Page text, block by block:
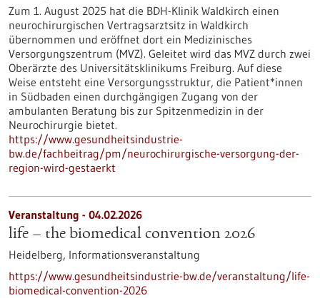
Zum 1. August 2025 hat die BDH-Klinik Waldkirch einen
neurochirurgischen Vertragsarztsitz in Waldkirch
übernommen und eröffnet dort ein Medizinisches
Versorgungszentrum (MVZ). Geleitet wird das MVZ durch zwei
Oberärzte des Universitätsklinikums Freiburg. Auf diese
Weise entsteht eine Versorgungsstruktur, die Patient*innen
in Südbaden einen durchgängigen Zugang von der
ambulanten Beratung bis zur Spitzenmedizin in der
Neurochirurgie bietet.
https://www.gesundheitsindustrie-
bw.de/fachbeitrag/pm/neurochirurgische-versorgung-der-
region-wird-gestaerkt
Veranstaltung - 04.02.2026
life – the biomedical convention 2026
Heidelberg, Informationsveranstaltung
https://www.gesundheitsindustrie-bw.de/veranstaltung/life-
biomedical-convention-2026